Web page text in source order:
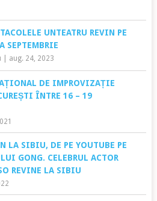
UNTEATRU REVIN PE
SEPTEMBRIE
aug. 24, 2023
DE IMPROVIZAȚIE
ÎNTRE 16 – 19
LA SIBIU, DE PE YOUTUBE PE
GONG. CELEBRUL ACTOR
REVINE LA SIBIU